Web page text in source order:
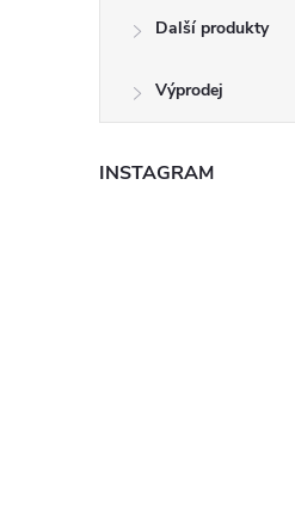
Další produkty
Výprodej
INSTAGRAM